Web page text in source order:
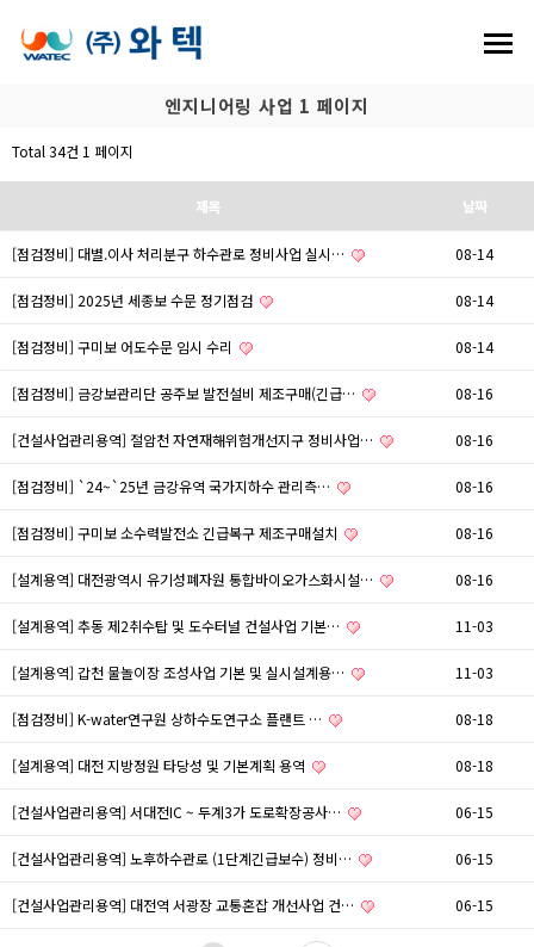
엔지니어링 사업 1 페이지
Total 34건 1 페이지
제목 날짜
[점검정비] 대별.이사 처리분구 하수관로 정비사업 실시… 08-14
[점검정비] 2025년 세종보 수문 정기점검 08-14
[점검정비] 구미보 어도수문 임시 수리 08-14
[점검정비] 금강보관리단 공주보 발전설비 제조구매(긴급… 08-16
[건설사업관리용역] 절암천 자연재해위험개선지구 정비사업… 08-16
[점검정비] `24~`25년 금강유역 국가지하수 관리측… 08-16
[점검정비] 구미보 소수력발전소 긴급복구 제조구매설치 08-16
[설계용역] 대전광역시 유기성폐자원 통합바이오가스화시설… 08-16
[설계용역] 추동 제2취수탑 및 도수터널 건설사업 기본… 11-03
[설계용역] 갑천 물놀이장 조성사업 기본 및 실시설계용… 11-03
[점검정비] K-water연구원 상하수도연구소 플랜트 … 08-18
[설계용역] 대전 지방정원 타당성 및 기본계획 용역 08-18
[건설사업관리용역] 서대전IC ~ 두계3가 도로확장공사… 06-15
[건설사업관리용역] 노후하수관로 (1단계긴급보수) 정비… 06-15
[건설사업관리용역] 대전역 서광장 교통혼잡 개선사업 건… 06-15